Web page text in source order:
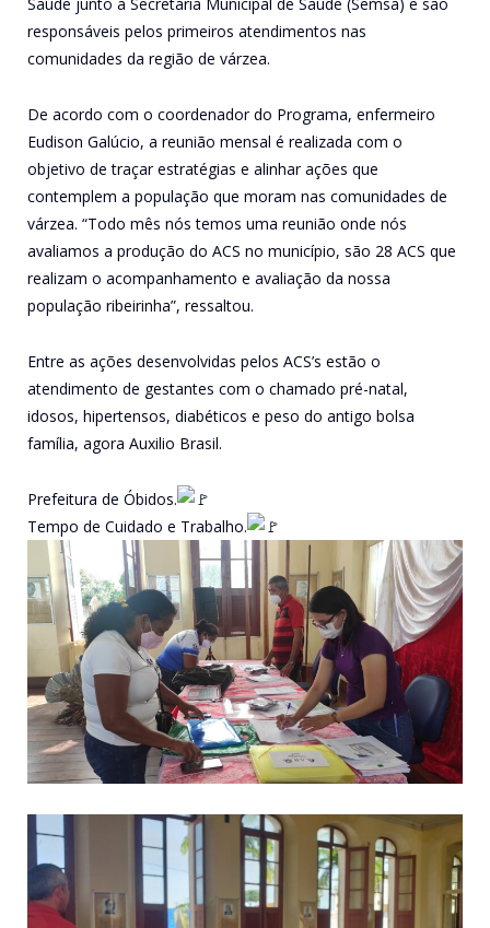
responsáveis pelos primeiros atendimentos nas
comunidades da região de várzea.
De acordo com o coordenador do Programa, enfermeiro
Eudison Galúcio, a reunião mensal é realizada com o
objetivo de traçar estratégias e alinhar ações que
contemplem a população que moram nas comunidades de
várzea. “Todo mês nós temos uma reunião onde nós
avaliamos a produção do ACS no município, são 28 ACS que
realizam o acompanhamento e avaliação da nossa
população ribeirinha”, ressaltou.
Entre as ações desenvolvidas pelos ACS’s estão o
atendimento de gestantes com o chamado pré-natal,
idosos, hipertensos, diabéticos e peso do antigo bolsa
família, agora Auxilio Brasil.
Prefeitura de Óbidos.
Tempo de Cuidado e Trabalho.